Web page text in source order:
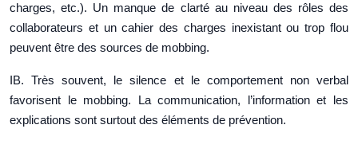
charges, etc.). Un manque de clarté au niveau des rôles des
collaborateurs et un cahier des charges inexistant ou trop flou
peuvent être des sources de mobbing.
IB. Très souvent, le silence et le comportement non verbal
favorisent le mobbing. La communication, l’information et les
explications sont surtout des éléments de prévention.